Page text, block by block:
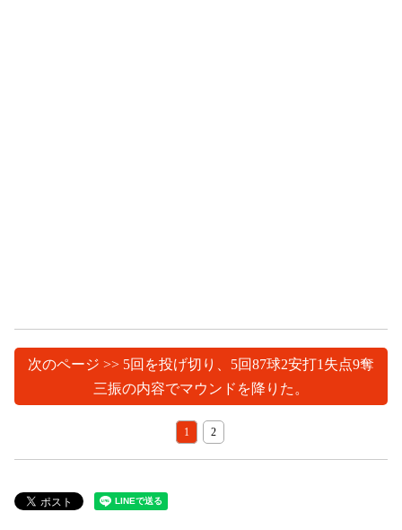
次のページ >> 5回を投げ切り、5回87球2安打1失点9奪
三振の内容でマウンドを降りた。
1 2